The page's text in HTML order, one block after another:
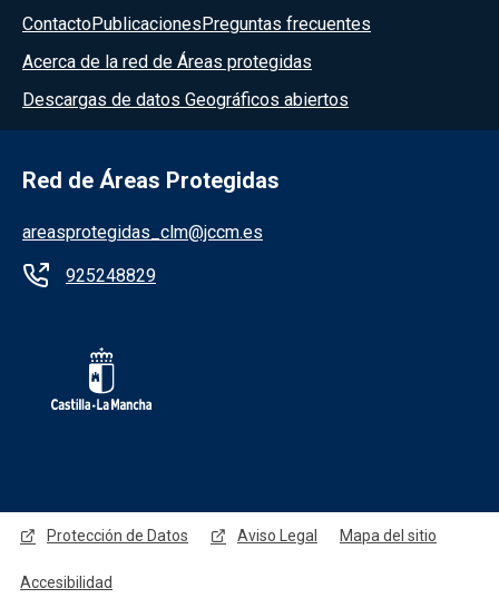
ContactoPublicacionesPreguntas frecuentes
Acerca de la red de Áreas protegidas
Descargas de datos Geográficos abiertos
Red de Áreas Protegidas
areasprotegidas_clm@jccm.es
925248829
Protección de Datos Aviso Legal Mapa del sitio
Accesibilidad